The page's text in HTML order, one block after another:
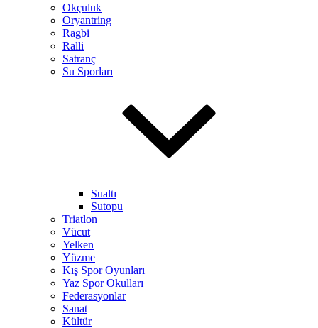
Okçuluk
Oryantring
Ragbi
Ralli
Satranç
Su Sporları
Sualtı
Sutopu
Triatlon
Vücut
Yelken
Yüzme
Kış Spor Oyunları
Yaz Spor Okulları
Federasyonlar
Sanat
Kültür